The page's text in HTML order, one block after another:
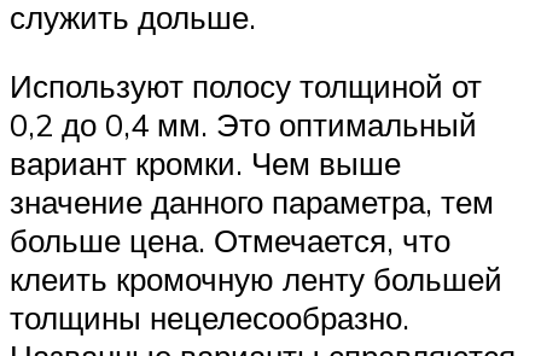
служить дольше.
Используют полосу толщиной от
0,2 до 0,4 мм. Это оптимальный
вариант кромки. Чем выше
значение данного параметра, тем
больше цена. Отмечается, что
клеить кромочную ленту большей
толщины нецелесообразно.